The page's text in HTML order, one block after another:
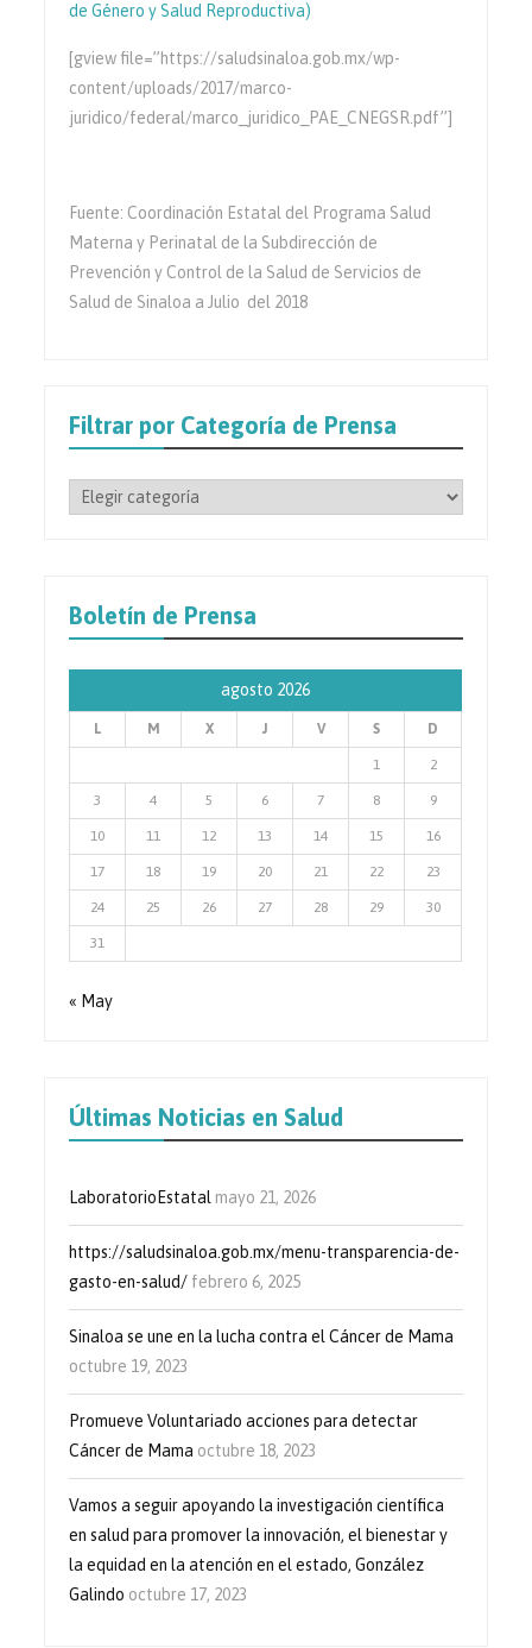
de Género y Salud Reproductiva)
[gview file=”https://saludsinaloa.gob.mx/wp-
content/uploads/2017/marco-
juridico/federal/marco_juridico_PAE_CNEGSR.pdf”]
Fuente: Coordinación Estatal del Programa Salud
Materna y Perinatal de la Subdirección de
Prevención y Control de la Salud de Servicios de
Salud de Sinaloa a Julio del 2018
Filtrar por Categoría de Prensa
Filtrar
Prensa
Boletín de Prensa
agosto 2026
L M X J V S D
1 2
3 4 5 6 7 8 9
10 11 12 13 14 15 16
17 18 19 20 21 22 23
24 25 26 27 28 29 30
31
« May
Últimas Noticias en Salud
LaboratorioEstatal mayo 21, 2026
https://saludsinaloa.gob.mx/menu-transparencia-de-
gasto-en-salud/ febrero 6, 2025
Sinaloa se une en la lucha contra el Cáncer de Mama
octubre 19, 2023
Promueve Voluntariado acciones para detectar
Cáncer de Mama octubre 18, 2023
Vamos a seguir apoyando la investigación científica
en salud para promover la innovación, el bienestar y
la equidad en la atención en el estado, González
Galindo octubre 17, 2023